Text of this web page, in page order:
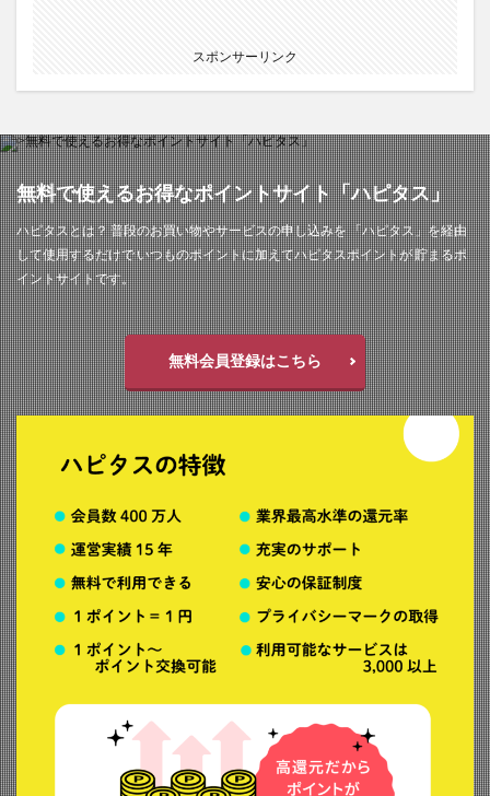
スポンサーリンク
無料で使えるお得なポイントサイト「ハピタス」
ハピタスとは？ 普段のお買い物やサービスの申し込みを 「ハピタス」を経由
して使用するだけで いつものポイントに加えてハピタスポイントが 貯まるポ
イントサイトです。
無料会員登録はこちら